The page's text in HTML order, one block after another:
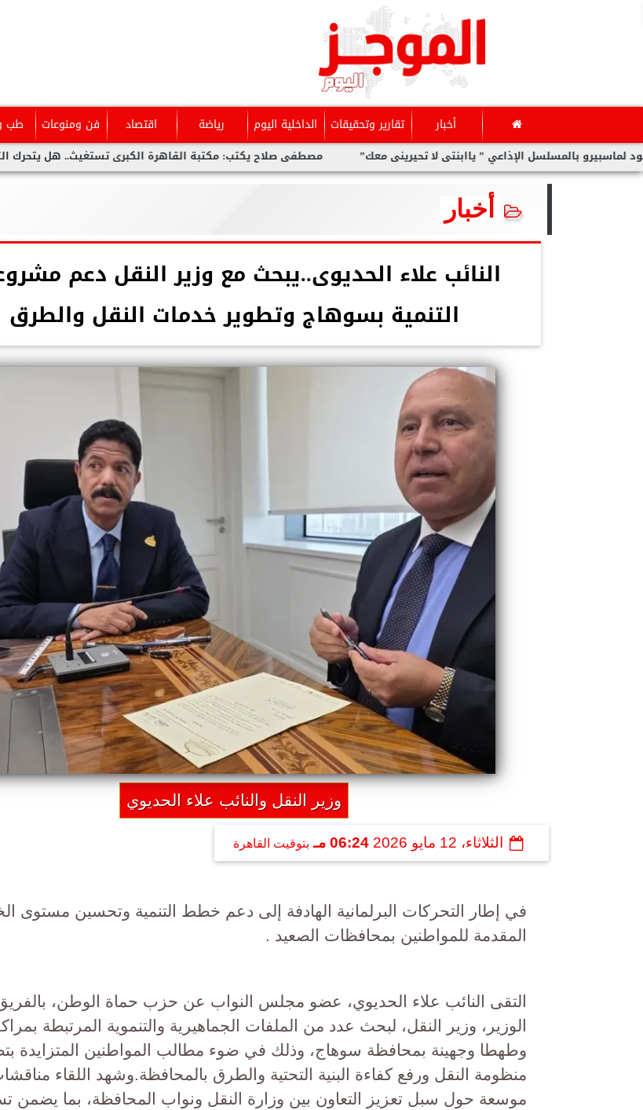
أخبار تقارير وتحقيقات الداخلية اليوم رياضة اقتصاد فن ومنوعات طب
مصطفى صلاح يكتب: مكتبة القاهرة الكبرى تستغيث.. هل يتحرك التحقيق ؟ الإذاعي ” ياابنتى لا تحيرينى معك”
أخبار
النائب علاء الحديوى..يبحث مع وزير النقل دعم
التنمية بسوهاج وتطوير خدمات النقل والطرق
وزير النقل والنائب علاء الحديوي
الثلاثاء، 12 مايو 2026 06:24 مـ بتوقيت القاهرة
في إطار التحركات البرلمانية الهادفة إلى دعم خطط التنمية وتحسين مستوى
المقدمة للمواطنين بمحافظات الصعيد .
التقى النائب علاء الحديوي، عضو مجلس النواب عن حزب حماة الوطن،
الوزير، وزير النقل، لبحث عدد من الملفات الجماهيرية والتنموية المرتبطة
وطهطا وجهينة بمحافظة سوهاج، وذلك في ضوء مطالب المواطنين المتزايدة
منظومة النقل ورفع كفاءة البنية التحتية والطرق بالمحافظة.وشهد اللقاء
موسعة حول سبل تعزيز التعاون بين وزارة النقل ونواب المحافظة، بما يضمن